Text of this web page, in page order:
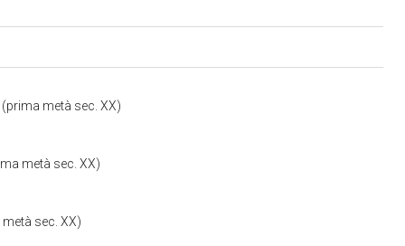
metà sec. XX)
metà sec. XX)
sec. XX)